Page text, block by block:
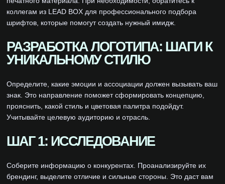
коллегам из LEAD BOX для профессионального подбора
шрифтов, которые помогут создать нужный имидж.
РАЗРАБОТКА ЛОГОТИПА: ШАГИ К
УНИКАЛЬНОМУ СТИЛЮ
Определите, какие эмоции и ассоциации должен вызывать ваш
знак. Это направление поможет сформировать концепцию,
прояснить, какой стиль и цветовая палитра подойдут.
Учитывайте целевую аудиторию и отрасль.
ШАГ 1: ИССЛЕДОВАНИЕ
Соберите информацию о конкурентах. Проанализируйте их
брендинг, выделите отличие и сильные стороны. Это даст вам